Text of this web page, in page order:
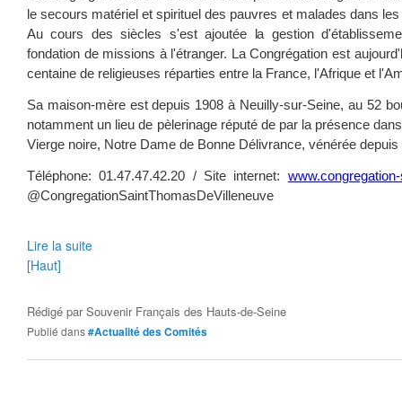
le secours matériel et spirituel des pauvres et malades dans
Au cours des siècles s'est ajoutée la gestion
fondation de missions à l'étranger. La Congrégation est
centaine de religieuses réparties entre la France, l'Afrique et
Sa maison-mère est depuis 1908 à Neuilly-sur-Seine, au 52
notamment un lieu de pèlerinage réputé de par la présence
Vierge noire, Notre Dame de Bonne Délivrance, vénérée
Téléphone: 01.47.47.42.20 / Site internet:
@CongregationSaintThomasDeVilleneuve
Lire la suite
[Haut]
Rédigé parSouvenir Français des Hauts-de-Seine
Publié dans#Actualité des Comités